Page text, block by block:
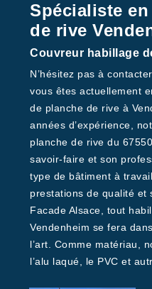
Spécialiste
de rive
Couvreur habillage
N’hésitez pas à
vous êtes actuellement
de planche de rive à
années d’expérience,
planche de rive du
savoir-faire et son
type de bâtiment à
prestations de qualité et
Facade Alsace, tout
Vendenheim se fera
l’art. Comme matériau,
l’alu laqué, le PVC et